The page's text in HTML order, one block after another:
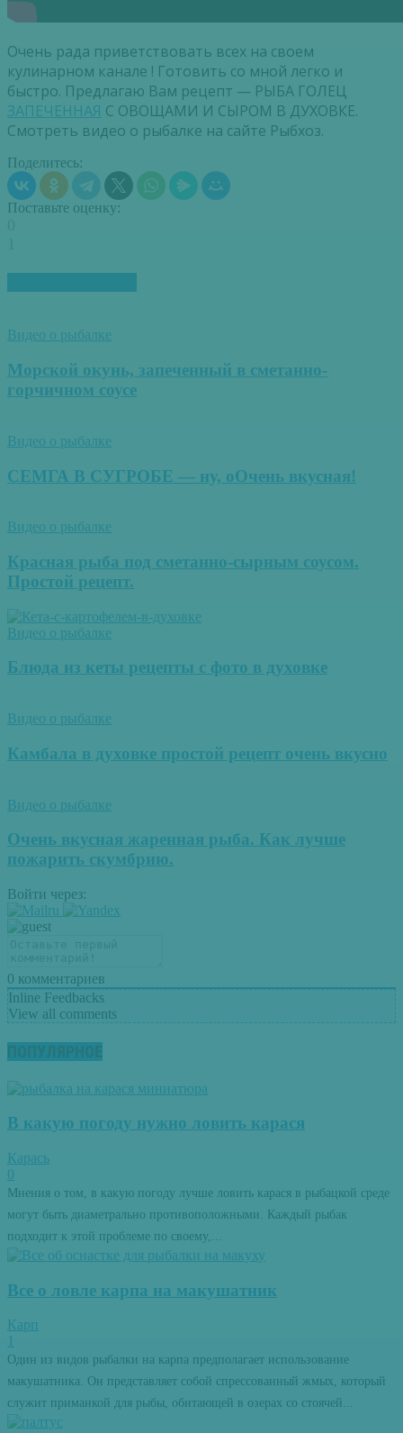
Очень рада приветствовать всех на своем
кулинарном канале ! Готовить со мной легко и
быстро. Предлагаю Вам рецепт — РЫБА ГОЛЕЦ
ЗАПЕЧЕННАЯ С ОВОЩАМИ И СЫРОМ В ДУХОВКЕ.
Смотреть видео о рыбалке на сайте Рыбхоз.
Поделитесь:
Поставьте оценку:
Видео о рыбалке
Морской окунь, запеченный в сметанно-
горчичном соусе
Видео о рыбалке
СЕМГА В СУГРОБЕ — ну, оОчень вкусная!
Видео о рыбалке
Красная рыба под сметанно-сырным соусом.
Простой рецепт.
Видео о рыбалке
Блюда из кеты рецепты с фото в духовке
Видео о рыбалке
Камбала в духовке простой рецепт очень вкусно
Видео о рыбалке
Очень вкусная жаренная рыба. Как лучше
пожарить скумбрию.
Войти через:
0 комментариев
Inline Feedbacks
View all comments
ПОПУЛЯРНОЕ
В какую погоду нужно ловить карася
Карась
0
Мнения о том, в какую погоду лучше ловить карася в рыбацкой среде
могут быть диаметрально противоположными. Каждый рыбак
подходит к этой проблеме по своему,...
Все о ловле карпа на макушатник
Карп
1
Один из видов рыбалки на карпа предполагает использование
макушатника. Он представляет собой спрессованный жмых, который
служит приманкой для рыбы, обитающей в озерах со стоячей...